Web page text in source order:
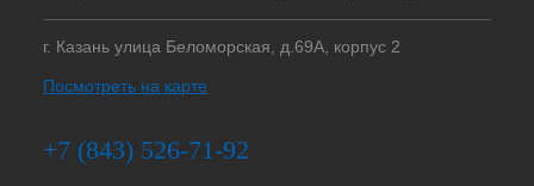
г. Казань улица Беломорская, д.69А, корпус 2
Посмотреть на карте
+7 (843) 526-71-92